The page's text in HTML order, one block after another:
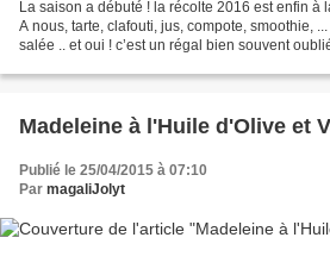
La saison a débuté ! la récolte 2016 est enfin à
A nous, tarte, clafouti, jus, compote, smoothie,
salée .. et oui ! c’est un régal bien souvent
Madeleine à l'Huile d'Olive et
Publié le 25/04/2015 à 07:10
Par magaliJolyt